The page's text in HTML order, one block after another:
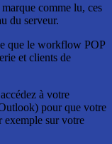
comme lu, ces
du serveur.
que le workflow POP
et clients de
à votre
pour que votre
exemple sur votre